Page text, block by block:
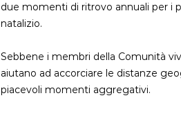
due momenti di ritrovo annuali per i
natalizio.
Sebbene i membri della Comunità
aiutano ad accorciare le distanze
piacevoli momenti aggregativi.